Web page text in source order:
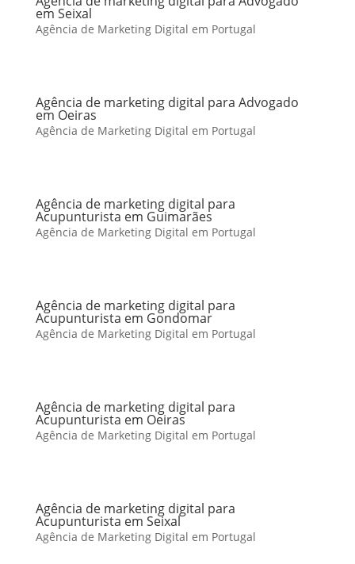
em Seixal
Agência de Marketing Digital em Portugal
Agência de marketing digital para Advogado
em Oeiras
Agência de Marketing Digital em Portugal
Agência de marketing digital para
Acupunturista em Guimarães
Agência de Marketing Digital em Portugal
Agência de marketing digital para
Acupunturista em Gondomar
Agência de Marketing Digital em Portugal
Agência de marketing digital para
Acupunturista em Oeiras
Agência de Marketing Digital em Portugal
Agência de marketing digital para
Acupunturista em Seixal
Agência de Marketing Digital em Portugal